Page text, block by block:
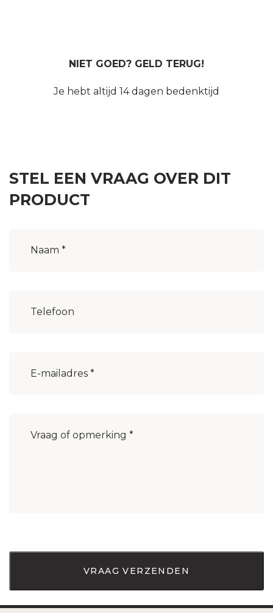
NIET GOED? GELD TERUG!
Je hebt altijd 14 dagen bedenktijd
STEL EEN VRAAG OVER DIT
PRODUCT
mailadres (Vereist)